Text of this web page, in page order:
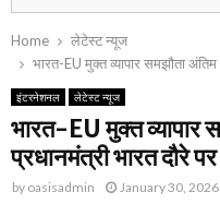
Home
लेटेस्ट न्यूज
भारत-EU मुक्त व्यापार समझौता
इंटरनेशनल लेटेस्ट न्यूज
भारत-EU मुक्त व्यापार
प्रधानमंत्री भारत दौरे
by oasisadmin January 30, 2026